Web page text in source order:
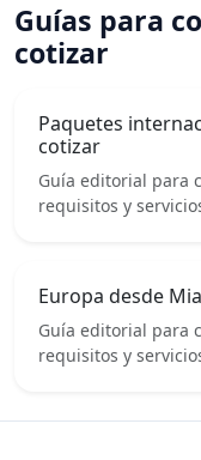
Guías para
cotizar
Paquetes
cotizar
Guía editorial para
requisitos y
Europa desde
Guía editorial para
requisitos y